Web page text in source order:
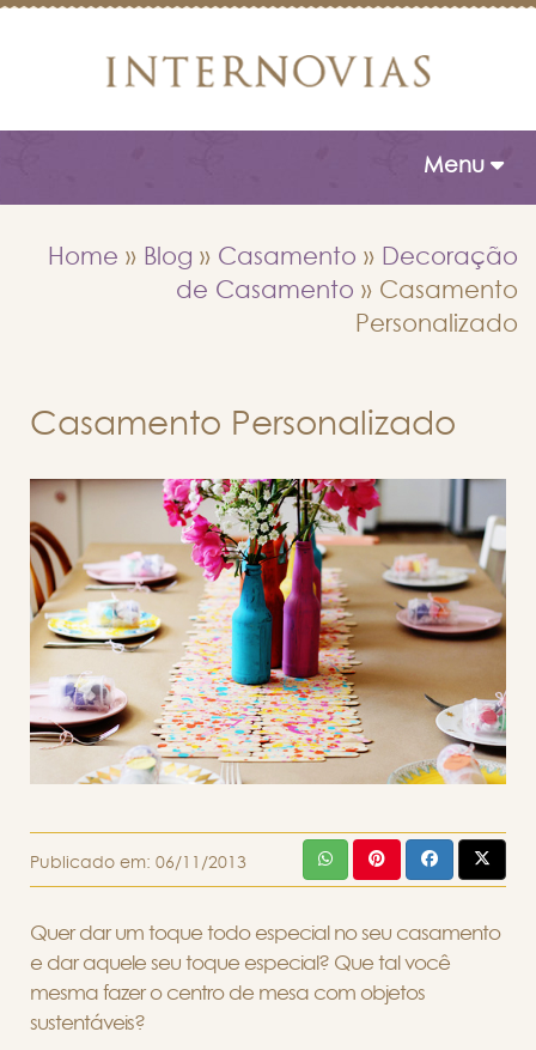
Toggle
Menu
Home » Blog » Casamento »
Decoração
de Casamento » Casamento
Personalizado
Casamento Personalizado
Publicado em: 06/11/2013
Quer dar um toque todo especial no seu casamento
e dar aquele seu toque especial? Que tal você
mesma fazer o centro de mesa com objetos
sustentáveis?